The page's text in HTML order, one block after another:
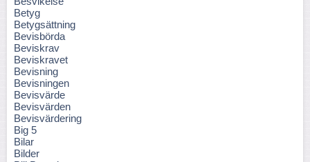
Betyg
Betygsättning
Bevisbörda
Beviskrav
Beviskravet
Bevisning
Bevisningen
Bevisvärde
Bevisvärden
Bevisvärdering
Big 5
Bilar
Bilder